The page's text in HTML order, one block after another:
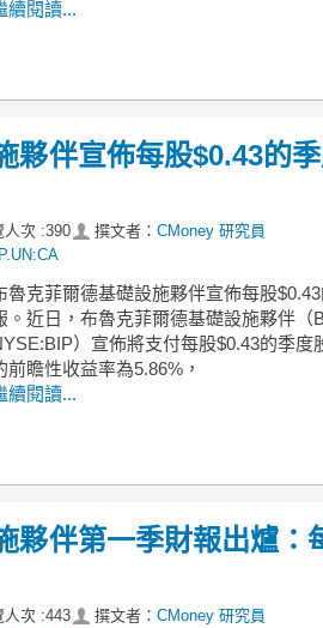
續閱讀...
夥伴宣佈每股$0.43的
人次 :390 撰文者： CMoney 研究員
魯克菲爾德基礎設施夥伴宣佈每股
。近日，布魯克菲爾德基礎設施夥伴（
）宣佈將支付每股$0.43的季
前瞻性收益率為5.86%，
續閱讀...
夥伴第一季財報出爐：
人次 :443 撰文者： CMoney 研究員